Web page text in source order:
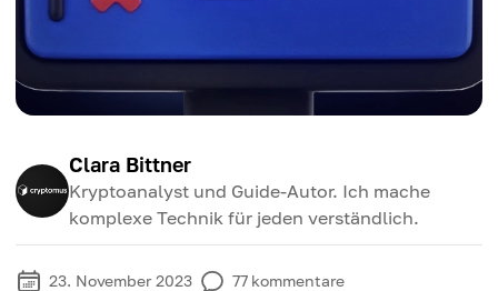
Clara Bittner
Kryptoanalyst und Guide-Autor. Ich mache
komplexe Technik für jeden verständlich.
23. November 2023 77 kommentare